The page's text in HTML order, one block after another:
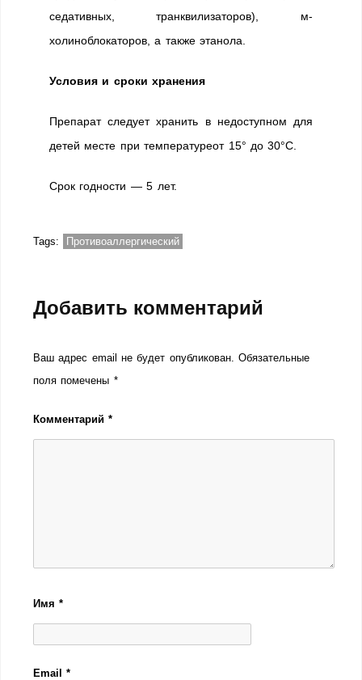
седативных, транквилизаторов), м-
холиноблокаторов, а также этанола.
Условия и сроки хранения
Препарат следует хранить в недоступном для
детей месте при температуреот 15° до 30°С.
Срок годности — 5 лет.
Tags: Противоаллергический
Добавить комментарий
Ваш адрес email не будет опубликован. Обязательные
поля помечены *
Комментарий*
Имя*
Email*